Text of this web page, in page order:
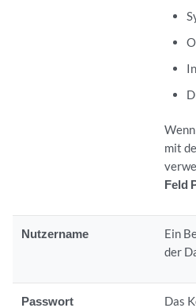
mit
Feld
Nutzername Ein
der
Passwort
Das